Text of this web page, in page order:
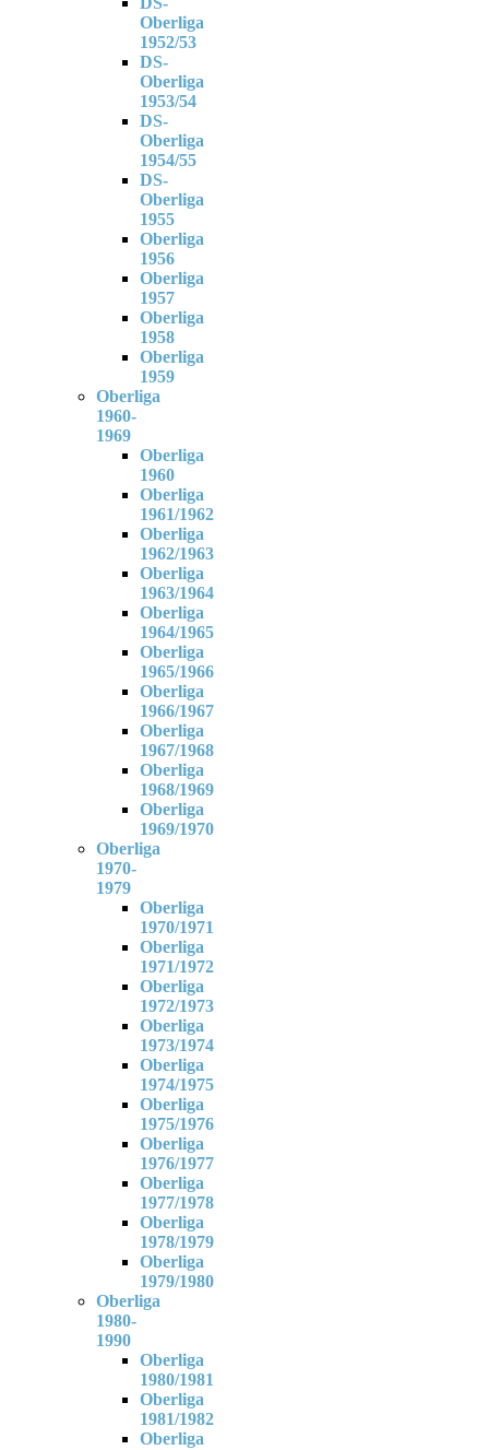
Oberliga
1952/53
DS-
Oberliga
1953/54
DS-
Oberliga
1954/55
DS-
Oberliga
1955
Oberliga
1956
Oberliga
1957
Oberliga
1958
Oberliga
1959
Oberliga
1960-
1969
Oberliga
1960
Oberliga
1961/1962
Oberliga
1962/1963
Oberliga
1963/1964
Oberliga
1964/1965
Oberliga
1965/1966
Oberliga
1966/1967
Oberliga
1967/1968
Oberliga
1968/1969
Oberliga
1969/1970
Oberliga
1970-
1979
Oberliga
1970/1971
Oberliga
1971/1972
Oberliga
1972/1973
Oberliga
1973/1974
Oberliga
1974/1975
Oberliga
1975/1976
Oberliga
1976/1977
Oberliga
1977/1978
Oberliga
1978/1979
Oberliga
1979/1980
Oberliga
1980-
1990
Oberliga
1980/1981
Oberliga
1981/1982
Oberliga